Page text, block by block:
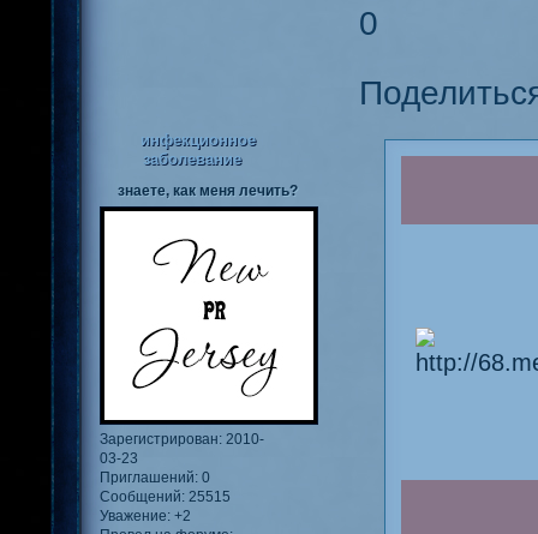
0
инфекционное
заболевание
знаете, как меня лечить?
Зарегистрирован: 2010-
03-23
Приглашений: 0
Сообщений: 25515
Уважение: +2